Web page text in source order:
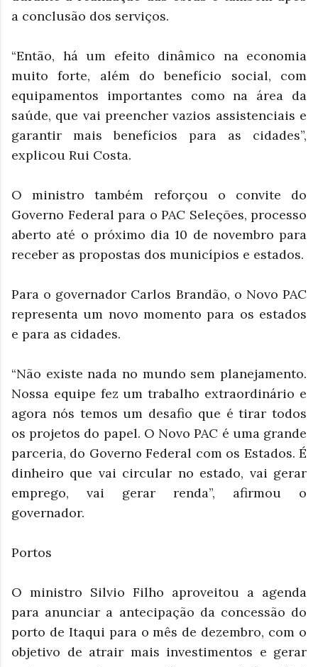
a conclusão dos serviços.
“Então, há um efeito dinâmico na economia
muito forte, além do benefício social, com
equipamentos importantes como na área da
saúde, que vai preencher vazios assistenciais e
garantir mais benefícios para as cidades”,
explicou Rui Costa.
O ministro também reforçou o convite do
Governo Federal para o PAC Seleções, processo
aberto até o próximo dia 10 de novembro para
receber as propostas dos municípios e estados.
Para o governador Carlos Brandão, o Novo PAC
representa um novo momento para os estados
e para as cidades.
“Não existe nada no mundo sem planejamento.
Nossa equipe fez um trabalho extraordinário e
agora nós temos um desafio que é tirar todos
os projetos do papel. O Novo PAC é uma grande
parceria, do Governo Federal com os Estados. É
dinheiro que vai circular no estado, vai gerar
emprego, vai gerar renda”, afirmou o
governador.
Portos
O ministro Silvio Filho aproveitou a agenda
para anunciar a antecipação da concessão do
porto de Itaqui para o mês de dezembro, com o
objetivo de atrair mais investimentos e gerar